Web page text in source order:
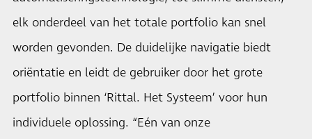
elk onderdeel van het totale portfolio kan snel
worden gevonden. De duidelijke navigatie biedt
oriëntatie en leidt de gebruiker door het grote
portfolio binnen ‘Rittal. Het Systeem’ voor hun
individuele oplossing. “Eén van onze